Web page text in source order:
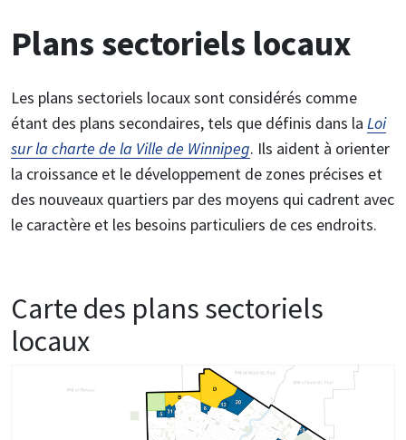
Plans sectoriels locaux
Les plans sectoriels locaux sont considérés comme
étant des plans secondaires, tels que définis dans la Loi
sur la charte de la Ville de Winnipeg. Ils aident à orienter
la croissance et le développement de zones précises et
des nouveaux quartiers par des moyens qui cadrent avec
le caractère et les besoins particuliers de ces endroits.
Carte des plans sectoriels
locaux